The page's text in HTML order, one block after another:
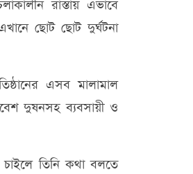
রাস্তায় এভাবে
ছোট ছোট দুর্ঘটনা
এসব মালামাল
দুষনসহ ব্যবসায়ী ও
চাইলে তিনি কথা বলতে